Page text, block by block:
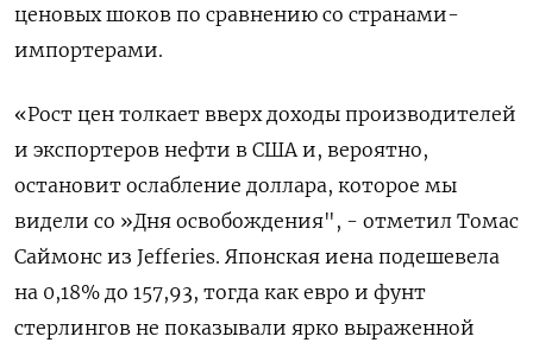
ценовых шоков по сравнению со ​странами-
импортерами.
«Рост цен толкает вверх доходы производителей
и экспортеров нефти в США и, вероятно,
остановит ослабление доллара, которое мы
видели со »Дня освобождения", - отметил Томас
Саймонс из Jefferies. Японская иена подешевела
на 0,18% до 157,93, тогда как евро и фунт
стерлингов не показывали ярко выраженной